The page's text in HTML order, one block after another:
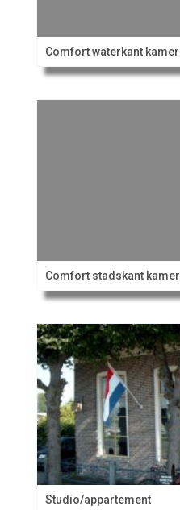
Comfort waterkant kamer
Comfort stadskant kamer
Studio/appartement